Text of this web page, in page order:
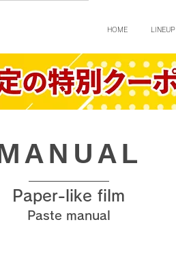
HOME LINEUP
Paper-like film
Paste manual